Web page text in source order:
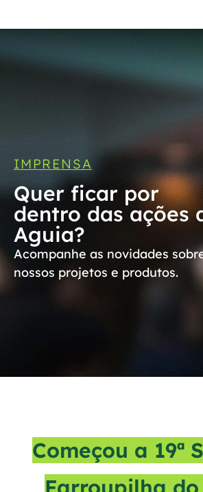
IMPRENSA
Quer ficar por
dentro das ações
Aguia?
Acompanhe as novidades
nossos projetos e produtos.
Começou a 19ª